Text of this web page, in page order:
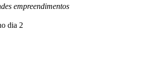
empreendimentos
dia 2